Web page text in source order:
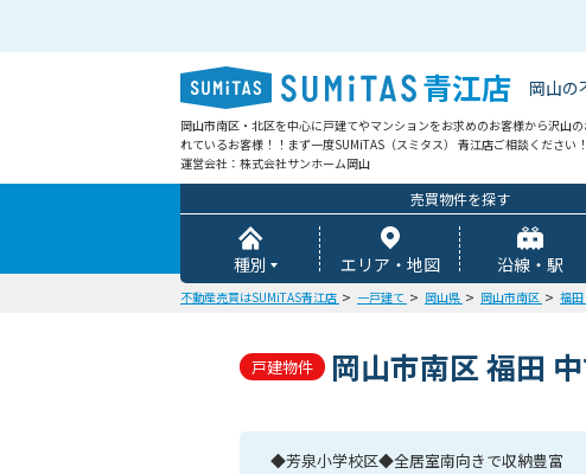
青江店 岡山の
岡山市南区・北区を中心に戸建てやマンションをお求めのお客様から沢山
れているお客様！！まず一度SUMiTAS（スミタス） 青江店ご相談ください
運営会社：株式会社サンホーム岡山
売買物件を探す
種別 エリア・地図 沿線・駅
不動産売買はSUMiTAS青江店 一戸建て 岡山県 岡山市南区 福田
戸建物件 岡山市南区 福田
◆芳泉小学校区◆全居室南向きで収納豊富